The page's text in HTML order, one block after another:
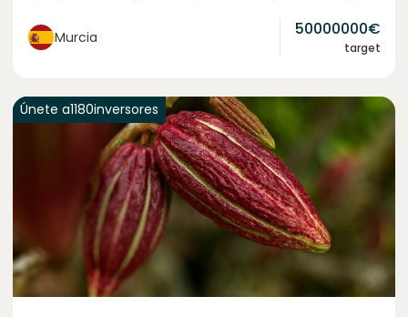
Murcia 50000000€
target
Únete a1180inversores